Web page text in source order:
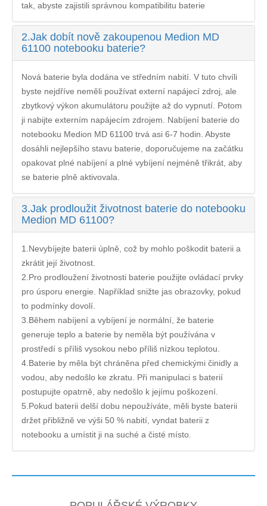
tak, abyste zajistili správnou kompatibilitu baterie
2.Jak dobít nově zakoupenou Medion MD
61100 notebooku baterie?
Nová baterie byla dodána ve středním nabití. V tuto chvíli
byste nejdříve neměli používat externí napájecí zdroj, ale
zbytkový výkon akumulátoru použijte až do vypnutí. Potom
ji nabijte externím napájecím zdrojem. Nabíjení baterie do
notebooku Medion MD 61100 trvá asi 6-7 hodin. Abyste
dosáhli nejlepšího stavu baterie, doporučujeme na začátku
opakovat plné nabíjení a plné vybíjení nejméně třikrát, aby
se baterie plně aktivovala.
3.Jak prodloužit životnost baterie do notebooku
Medion MD 61100?
1.Nevybíjejte baterii úplně, což by mohlo poškodit baterii a
zkrátit její životnost.
2.Pro prodloužení životnosti baterie použijte ovládací prvky
pro úsporu energie. Například snižte jas obrazovky, pokud
to podmínky dovolí.
3.Během nabíjení a vybíjení je normální, že baterie
generuje teplo a baterie by neměla být používána v
prostředí s příliš vysokou nebo příliš nízkou teplotou.
4.Baterie by měla být chráněna před chemickými činidly a
vodou, aby nedošlo ke zkratu. Při manipulaci s baterií
postupujte opatrně, aby nedošlo k jejímu poškození.
5.Pokud baterii delší dobu nepoužíváte, měli byste baterii
držet přibližně ve výši 50 % nabití, vyndat baterii z
notebooku a umístit ji na suché a čisté místo.